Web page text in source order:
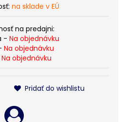
na sklade v EÚ
na predajni:
- Na objednávku
Na objednávku
Na objednávku
Pridať do wishlistu